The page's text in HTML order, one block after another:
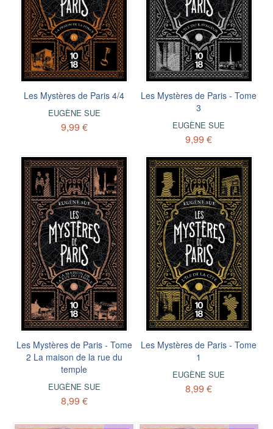
Les Mystères de Paris 4/4
EUGÈNE SUE
9,99 €
Les Mystères de Paris - Tome
3
EUGÈNE SUE
9,99 €
Les Mystères de Paris - Tome
2 La maison de la rue du
temple
EUGÈNE SUE
8,99 €
Les Mystères de Paris - Tome
1
EUGÈNE SUE
8,99 €